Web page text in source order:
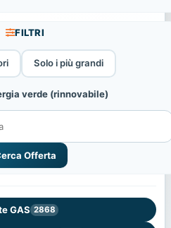
FILTRI
Solo i più grandi
verde (rinnovabile)
Offerta
GAS 2868